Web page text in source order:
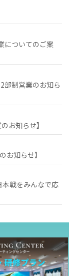
についてのご案
制営業のお知ら
お知らせ】
お知らせ】
本戦をみんなで応